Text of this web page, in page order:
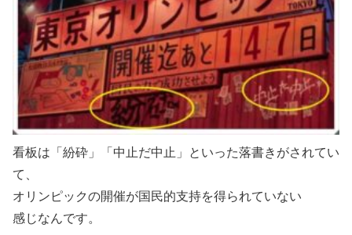
看板は「紛砕」「中止だ中止」といった落書きがされてい
て、
オリンピックの開催が国民的支持を得られていない
感じなんです。